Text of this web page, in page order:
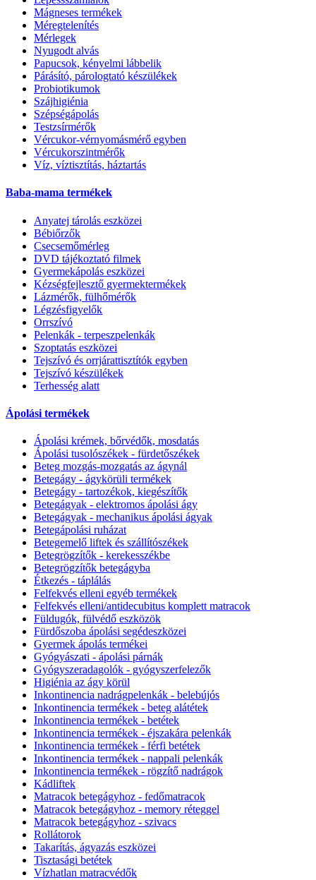
Mágneses termékek
Méregtelenítés
Mérlegek
Nyugodt alvás
Papucsok, kényelmi lábbelik
Párásító, párologtató készülékek
Probiotikumok
Szájhigiénia
Szépségápolás
Testzsírmérők
Vércukor-vérnyomásmérő egyben
Vércukorszintmérők
Víz, víztisztítás, háztartás
Baba-mama termékek
Anyatej tárolás eszközei
Bébiőrzők
Csecsemőmérleg
DVD tájékoztató filmek
Gyermekápolás eszközei
Kézségfejlesztő gyermektermékek
Lázmérők, fülhőmérők
Légzésfigyelők
Orrszívó
Pelenkák - terpeszpelenkák
Szoptatás eszközei
Tejszívó és orrjárattisztítók egyben
Tejszívó készülékek
Terhesség alatt
Ápolási termékek
Ápolási krémek, bőrvédők, mosdatás
Ápolási tusolószékek - fürdetőszékek
Beteg mozgás-mozgatás az ágynál
Betegágy - ágykörüli termékek
Betegágy - tartozékok, kiegészítők
Betegágyak - elektromos ápolási ágy
Betegágyak - mechanikus ápolási ágyak
Betegápolási ruházat
Betegemelő liftek és szállítószékek
Betegrögzítők - kerekesszékbe
Betegrögzítők betegágyba
Étkezés - táplálás
Felfekvés elleni egyéb termékek
Felfekvés elleni/antidecubitus komplett matracok
Füldugók, fülvédő eszközök
Fürdőszoba ápolási segédeszközei
Gyermek ápolás termékei
Gyógyászati - ápolási párnák
Gyógyszeradagolók - gyógyszerfelezők
Higiénia az ágy körül
Inkontinencia nadrágpelenkák - belebújós
Inkontinencia termékek - beteg alátétek
Inkontinencia termékek - betétek
Inkontinencia termékek - éjszakára pelenkák
Inkontinencia termékek - férfi betétek
Inkontinencia termékek - nappali pelenkák
Inkontinencia termékek - rögzítő nadrágok
Kádliftek
Matracok betegágyhoz - fedőmatracok
Matracok betegágyhoz - memory réteggel
Matracok betegágyhoz - szivacs
Rollátorok
Takarítás, ágyazás eszközei
Tisztasági betétek
Vízhatlan matracvédők